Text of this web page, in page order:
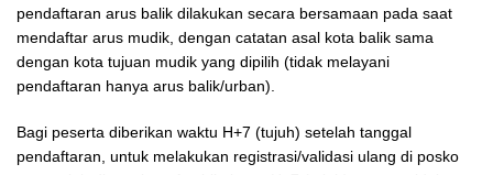
pendaftaran arus balik dilakukan secara bersamaan pada saat
mendaftar arus mudik, dengan catatan asal kota balik sama
dengan kota tujuan mudik yang dipilih (tidak melayani
pendaftaran hanya arus balik/urban).
Bagi peserta diberikan waktu H+7 (tujuh) setelah tanggal
pendaftaran, untuk melakukan registrasi/validasi ulang di posko